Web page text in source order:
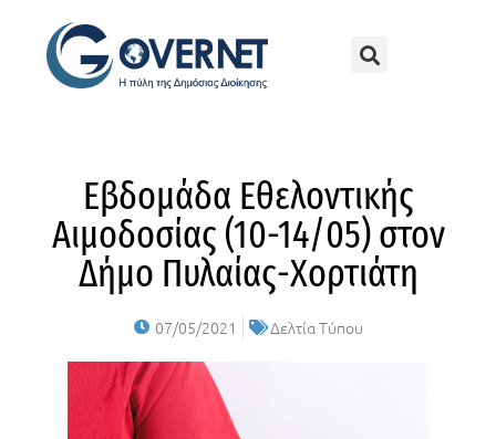
Εβδομάδα Εθελοντικής
Αιμοδοσίας (10-14/05) στον
Δήμο Πυλαίας-Χορτιάτη
07/05/2021 Δελτία Τύπου